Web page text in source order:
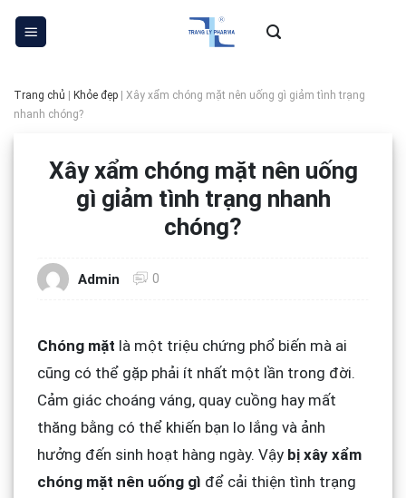
Skip
Trang chủ Khỏe đẹp
Xây xẩm chóng mặt nên uống gì giảm tình trạng
nhanh chóng?
Xây xẩm chóng mặt nên uống
gì giảm tình trạng nhanh
chóng?
Admin 0
Chóng mặt là một triệu chứng phổ biến mà ai
cũng có thể gặp phải ít nhất một lần trong đời.
Cảm giác choáng váng, quay cuồng hay mất
thăng bằng có thể khiến bạn lo lắng và ảnh
hưởng đến sinh hoạt hàng ngày. Vậy bị xây xẩm
chóng mặt nên uống gì để cải thiện tình trạng